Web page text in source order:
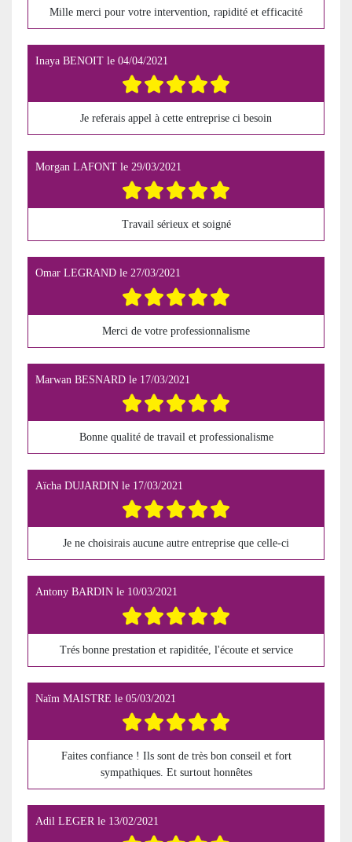
Mille merci pour votre intervention, rapidité et efficacité
Inaya BENOIT le 04/04/2021
Je referais appel à cette entreprise ci besoin
Morgan LAFONT le 29/03/2021
Travail sérieux et soigné
Omar LEGRAND le 27/03/2021
Merci de votre professionnalisme
Marwan BESNARD le 17/03/2021
Bonne qualité de travail et professionalisme
Aïcha DUJARDIN le 17/03/2021
Je ne choisirais aucune autre entreprise que celle-ci
Antony BARDIN le 10/03/2021
Trés bonne prestation et rapiditée, l'écoute et service
Naïm MAISTRE le 05/03/2021
Faites confiance ! Ils sont de très bon conseil et fort
sympathiques. Et surtout honnêtes
Adil LEGER le 13/02/2021